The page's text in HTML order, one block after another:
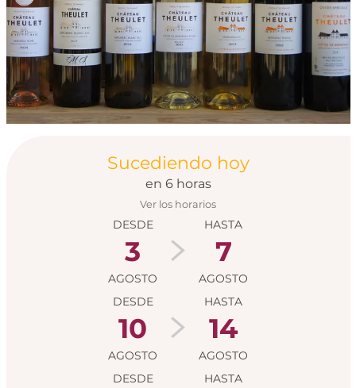
Horarios y datos
Sucediendo hoy
en 6 horas
Ver los horarios
DESDE
3
AGOSTO
HASTA
7
AGOSTO
DESDE
10
AGOSTO
HASTA
14
AGOSTO
DESDE
HASTA